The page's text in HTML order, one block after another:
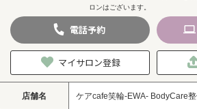
ロンはございます。
電話予約
マイサロン登録
店舗名 ケアcafe笑輪-EWA- BodyCare